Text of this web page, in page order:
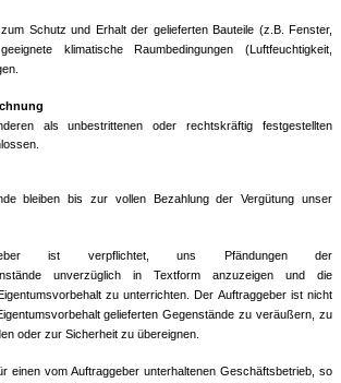
Schutz und Erhalt der gelieferten Bauteile (z.B. Fenster,
klimatische Raumbedingungen (Luftfeuchtigkeit,
als unbestrittenen oder rechtskräftig festgestellten
bleiben bis zur vollen Bezahlung der Vergütung unser
ist verpflichtet, uns Pfändungen der
unverzüglich in Textform anzuzeigen und die
zu unterrichten. Der Auftraggeber ist nicht
gelieferten Gegenstände zu veräußern, zu
oder zur Sicherheit zu übereignen.
einen vom Auftraggeber unterhaltenen Geschäftsbetrieb, so